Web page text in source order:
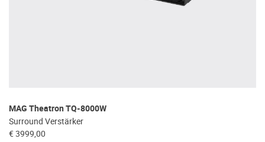
MAG Theatron TQ-8000W
Surround Verstärker
€ 3999,00